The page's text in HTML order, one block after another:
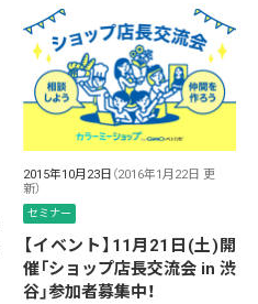
2015年10月23日 （2016年1月22日 更
新）
セミナー
【イベント】11月21日(土)開
催「ショップ店長交流会 in 渋
谷」参加者募集中！